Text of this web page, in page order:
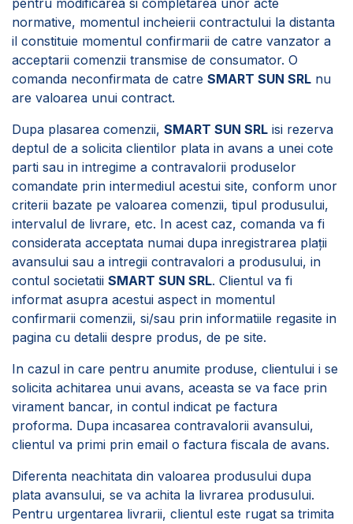
pentru modificarea si completarea unor acte
normative, momentul incheierii contractului la distanta
il constituie momentul confirmarii de catre vanzator a
acceptarii comenzii transmise de consumator. O
comanda neconfirmata de catre SMART SUN SRL nu
are valoarea unui contract.
Dupa plasarea comenzii, SMART SUN SRL isi rezerva
deptul de a solicita clientilor plata in avans a unei cote
parti sau in intregime a contravalorii produselor
comandate prin intermediul acestui site, conform unor
criterii bazate pe valoarea comenzii, tipul produsului,
intervalul de livrare, etc. In acest caz, comanda va fi
considerata acceptata numai dupa inregistrarea plații
avansului sau a intregii contravalori a produsului, in
contul societatii SMART SUN SRL. Clientul va fi
informat asupra acestui aspect in momentul
confirmarii comenzii, si/sau prin informatiile regasite in
pagina cu detalii despre produs, de pe site.
In cazul in care pentru anumite produse, clientului i se
solicita achitarea unui avans, aceasta se va face prin
virament bancar, in contul indicat pe factura
proforma. Dupa incasarea contravalorii avansului,
clientul va primi prin email o factura fiscala de avans.
Diferenta neachitata din valoarea produsului dupa
plata avansului, se va achita la livrarea produsului.
Pentru urgentarea livrarii, clientul este rugat sa trimita